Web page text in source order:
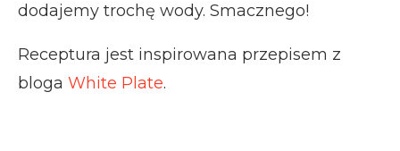
dodajemy trochę wody. Smacznego!
Receptura jest inspirowana przepisem z
bloga White Plate.